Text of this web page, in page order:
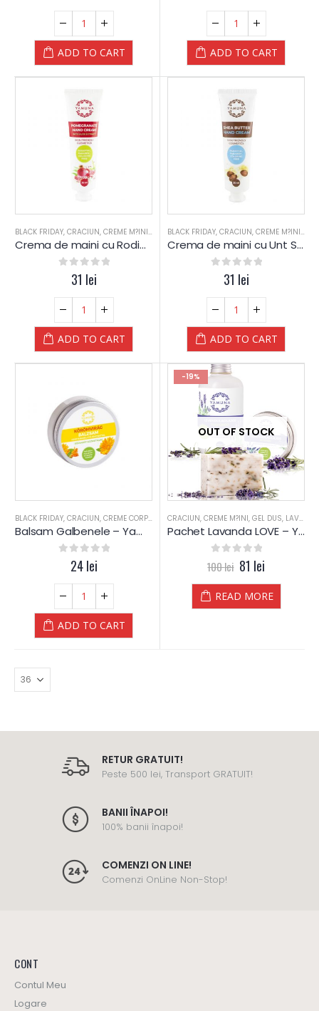
ADD TO CART ADD TO CART
BLACK FRIDAY, CRACIUN, CREME M?INI, PIELE MIXTA ,PIELE SENSIBILA, PIELE USCATA,
Crema de maini cu Rodie – Yamuna – NOU
out of 5
31 lei
ADD TO CART
BLACK FRIDAY, CRACIUN, CREME M?INI,
Crema de maini cu Unt Shea – Yamuna – NOU
out of 5
31 lei
ADD TO CART
BLACK FRIDAY, CRACIUN, CREME CORPORALE ,CREME HIDRATARE,PIELE MIXTA, PIELE
Balsam Galbenele – Yamuna
out of 5
24lei
ADD TO CART
-19%
OUT OF STOCK
CRACIUN, CREME M?INI, GEL DUS, LAVANDA
Pachet Lavanda LOVE – Yamuna Luxury
out of 5
100lei 81 lei
READ MORE
RETUR GRATUIT!
Peste 500 lei, Transport GRATUIT!
BANII ÎNAPOI!
100% banii înapoi!
COMENZI ON LINE!
Comenzi OnLine Non-Stop!
CONT
Contul Meu
Logare